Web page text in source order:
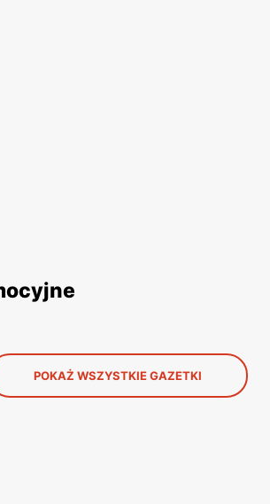
POKAŻ WSZYSTKIE GAZETKI